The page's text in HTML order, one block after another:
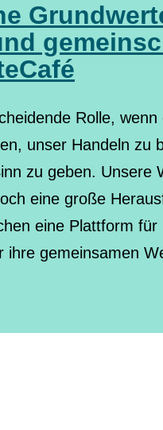
Rolle,
unser Handeln zu
zu geben. Unsere
eine große
eine Plattform für
ihre gemeinsamen